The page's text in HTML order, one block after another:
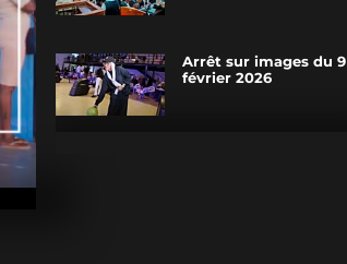
Arrêt sur images du 9
février 2026